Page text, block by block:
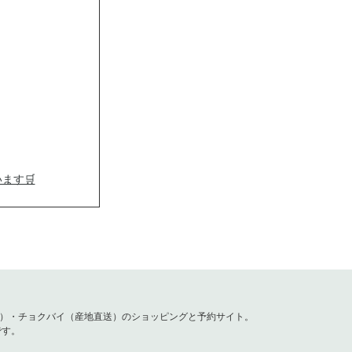
す🛒
レイル」
チョクバイ（産地直送）のショッピングと予約サイト。
。